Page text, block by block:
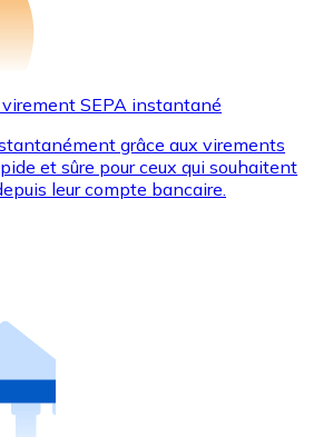
SEPA instantané
grâce aux virements
et sûre pour ceux qui souhaitent
leur compte bancaire.